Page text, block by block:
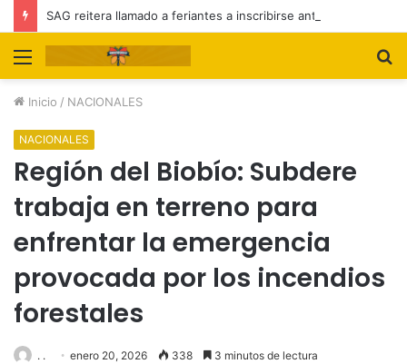
Menú
Inicio / NACIONALES
NACIONALES
Región del Biobío: Subdere
trabaja en terreno para
enfrentar la emergencia
provocada por los incendios
forestales
. . enero 20, 2026 338 3 minutos de lectura